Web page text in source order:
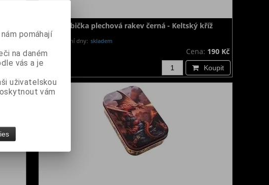
190 Kč
Krabička plechová rakev černá - Keltský kříž
Dodání dny: skladem
Cena: 190 Kč
Koupit
pomáhají
na daném
vás a je
uživatelskou
vám